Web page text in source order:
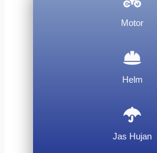
Motor
Helm
Jas Hujan